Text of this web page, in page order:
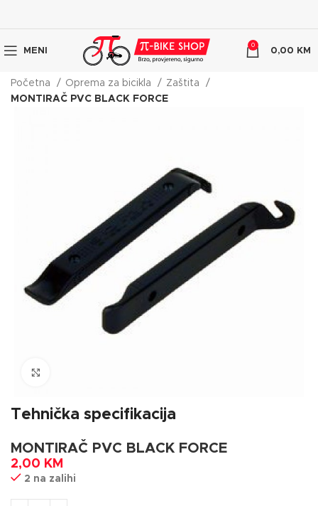
MENI
0
0,00 KM
Početna Oprema za bicikla
Zaštita
MONTIRAČ PVC BLACK FORCE
Tehnička specifikacija
MONTIRAČ PVC BLACK FORCE
2,00 KM
2 na zalihi